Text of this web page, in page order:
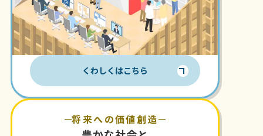
くわしくはこちら
将来への価値創造